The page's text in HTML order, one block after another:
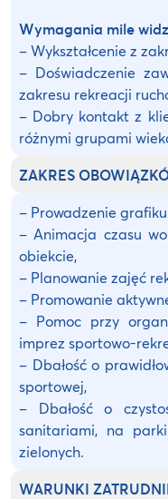
Wymagania mile
– Wykształcenie z
– Doświadczenie
zakresu rekreacji
– Dobry kontakt z
różnymi grupami
ZAKRES
– Prowadzenie
– Animacja czasu
obiekcie,
– Planowanie zajęć
– Promowanie
– Pomoc przy
imprez sportowo-
– Dbałość o
sportowej,
– Dbałość o
sanitariami, na
zielonych.
WARUNKI